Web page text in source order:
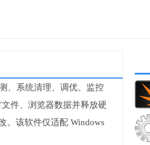
、系统清理、调优、监控
件、浏览器数据并释放硬
。该软件仅适配 Windows